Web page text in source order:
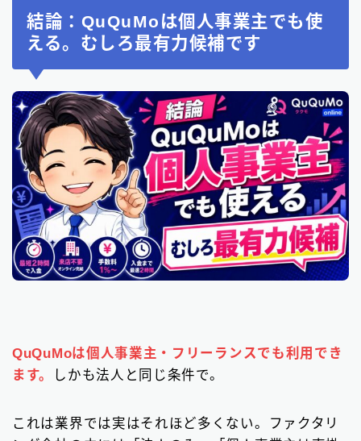
結論：QuQuMoは個人事業主でも使
える。むしろ最有力候補です
QuQuMoは個人事業主・フリーランスでも利用でき
ます。
しかも法人と同じ条件で。
これは業界では実はそれほど多くない。ファクタリ